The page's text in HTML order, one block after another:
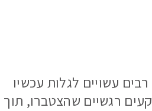
עשויים לגלות עכשיו
רגשיים שהצטברו, תוך